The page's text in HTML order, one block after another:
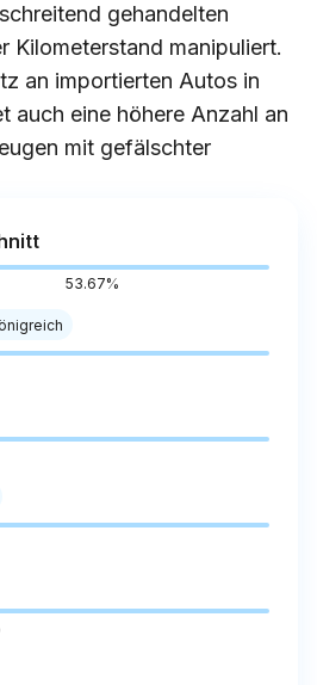
gehandelten
Kilometerstand manipuliert.
an importierten Autos in
auch eine höhere Anzahl an
mit gefälschter
53.67%